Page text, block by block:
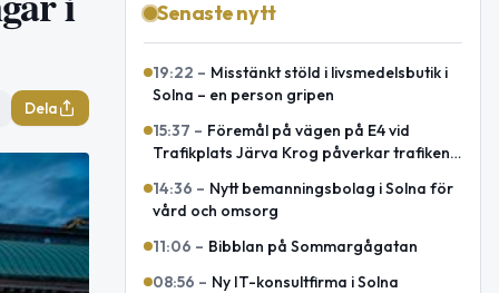
Dela
Senaste nytt
19:22 – Misstänkt stöld i livsmedelsbutik i
Solna – en person gripen
15:37 – Föremål på vägen på E4 vid
Trafikplats Järva Krog påverkar trafiken
14:36 – Nytt bemanningsbolag i Solna för
vård och omsorg
11:06 – Bibblan på Sommargågatan
08:56 – Ny IT-konsultfirma i Solna